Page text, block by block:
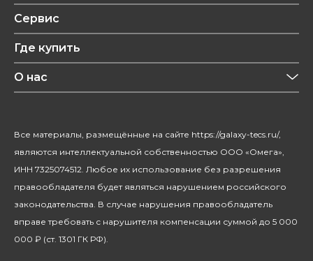
Техника для кухни
Уход за волосами
Красота и здоровье
Уход за домом
Посуда
Обзоры
Рецепты
Сервис
Где купить
О нас
Благотворительность
Все материалы, размещённые на сайте https://galaxy-tecs.ru/,
являются интеллектуальной собственностью ООО «Омега»,
ИНН 7325074512. Любое их использование без разрешения
правообладателя будет являться нарушением российского
законодательства. В случае нарушения правообладатель
вправе требовать с нарушителя компенсации суммой до 5 000
000 ₽ (ст. 1301 ГК РФ).